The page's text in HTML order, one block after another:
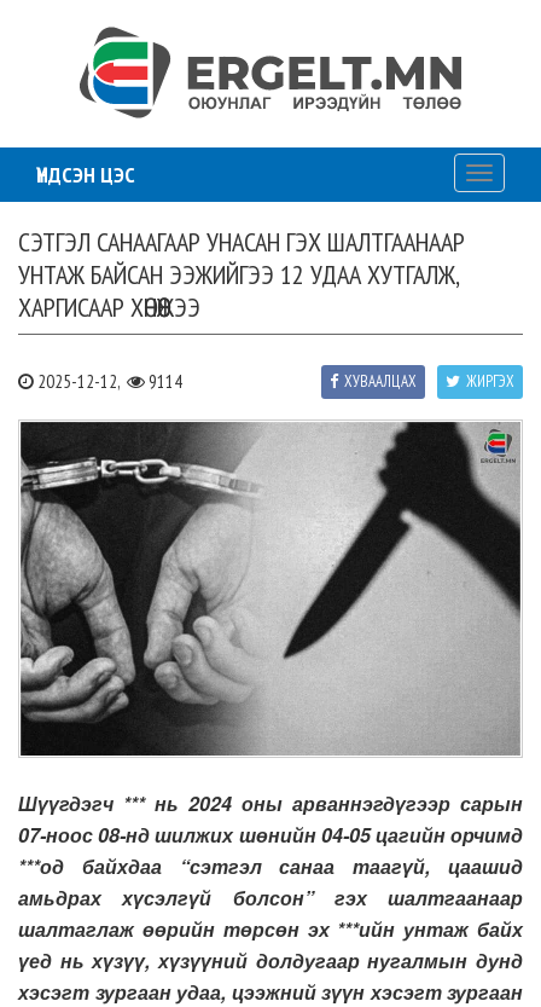
ҮНДСЭН ЦЭС
Toggle
СЭТГЭЛ САНААГААР УНАСАН ГЭХ ШАЛТГААНААР
УНТАЖ БАЙСАН ЭЭЖИЙГЭЭ 12 УДАА ХУТГАЛЖ,
ХАРГИСААР ХӨНӨӨЖЭЭ
2025-12-12, 9114 ЖИРГЭХ
ХУВААЛЦАХ
Шүүгдэгч *** нь 2024 оны арваннэгдүгээр сарын
07-ноос 08-нд шилжих шөнийн 04-05 цагийн орчимд
***од байхдаа “сэтгэл санаа таагүй, цаашид
амьдрах хүсэлгүй болсон” гэх шалтгаанаар
шалтаглаж өөрийн төрсөн эх ***ийн унтаж байх
үед нь хүзүү, хүзүүний долдугаар нугалмын дунд
хэсэгт зургаан удаа, цээжний зүүн хэсэгт зургаан